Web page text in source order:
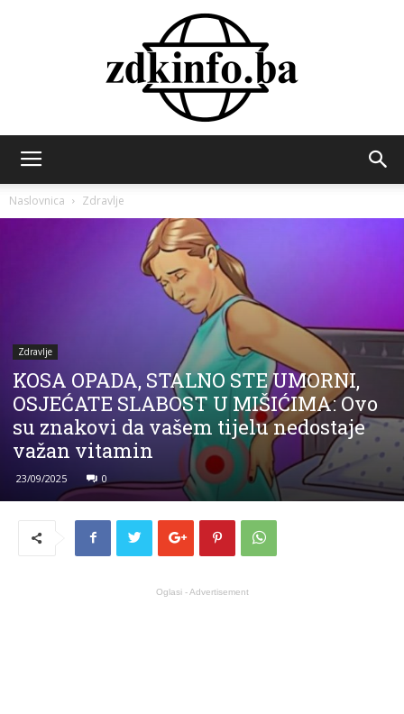
INFO
Naslovnica Zdravlje
Zdravlje
KOSA OPADA, STALNO STE UMORNI,
OSJEĆATE SLABOST U MIŠIĆIMA: Ovo
su znakovi da vašem tijelu nedostaje
važan vitamin
23/09/2025 0
Oglasi - Advertisement